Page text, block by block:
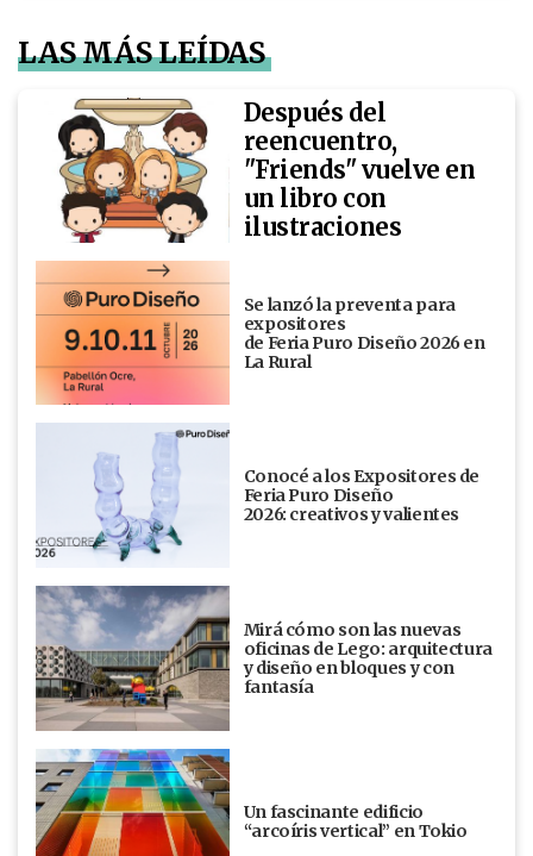
LAS MÁS LEÍDAS
Después del
reencuentro,
"Friends" vuelve en
un libro con
ilustraciones
Se lanzó la preventa para
expositores
de Feria Puro Diseño 2026 en
La Rural
Conocé a los Expositores de
Feria Puro Diseño
2026: creativos y valientes
Mirá cómo son las nuevas
oficinas de Lego: arquitectura
y diseño en bloques y con
fantasía
Un fascinante edificio
“arcoíris vertical” en Tokio